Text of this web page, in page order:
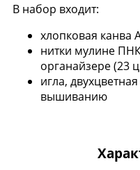
В набор входит:
хлопковая канва
нитки мулине
органайзере (23
игла,
вышиванию